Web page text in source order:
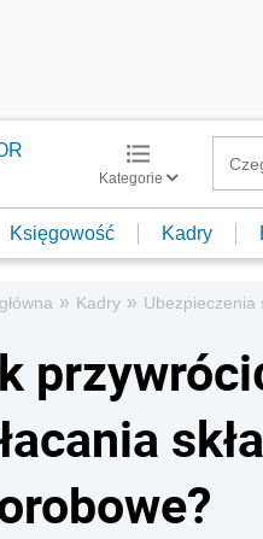
Kategorie
Księgowość Kadry
» Kadry » Ubezpieczenia